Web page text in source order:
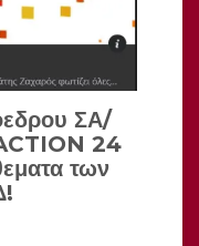
ΣΑ/
24
των